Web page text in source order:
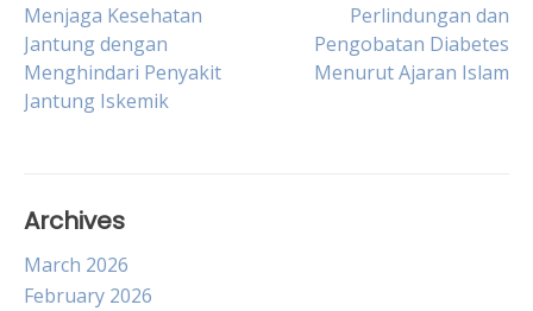
Post
navigation
Menjaga Kesehatan
Jantung dengan
Menghindari Penyakit
Jantung Iskemik
Perlindungan dan
Pengobatan Diabetes
Menurut Ajaran Islam
Archives
March 2026
February 2026